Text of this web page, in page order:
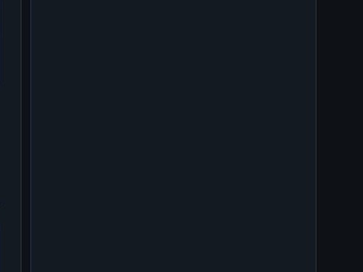
들어온 지 8년,
서 줍줍해서 모
에어드랍이 대충